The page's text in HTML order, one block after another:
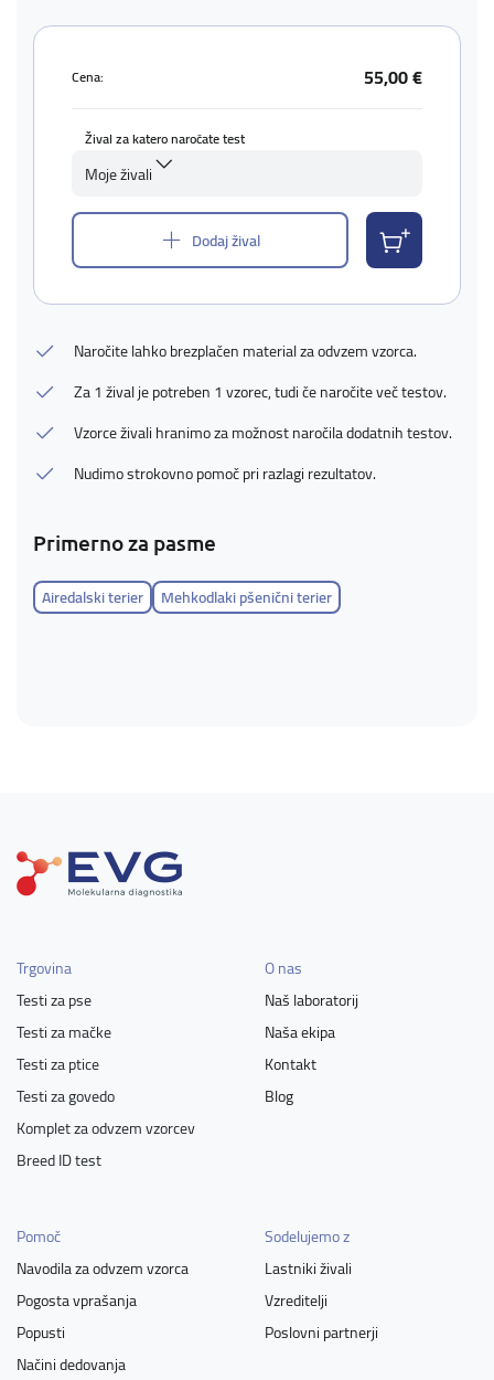
Cena: 55,00 €
Žival za katero naročate test
Moje živali
Dodaj žival
Naročite lahko brezplačen material za odvzem vzorca.
Za 1 žival je potreben 1 vzorec, tudi če naročite več testov.
Vzorce živali hranimo za možnost naročila dodatnih testov.
Nudimo strokovno pomoč pri razlagi rezultatov.
Primerno za pasme
Airedalski terier Mehkodlaki pšenični terier
Trgovina
Testi za pse
Testi za mačke
Testi za ptice
Testi za govedo
Komplet za odvzem vzorcev
Breed ID test
O nas
Naš laboratorij
Naša ekipa
Kontakt
Blog
Pomoč
Navodila za odvzem vzorca
Pogosta vprašanja
Popusti
Načini dedovanja
Sodelujemo z
Lastniki živali
Vzreditelji
Poslovni partnerji